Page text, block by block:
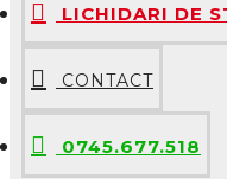
LICHIDARI DE
CONTACT
0745.677.518